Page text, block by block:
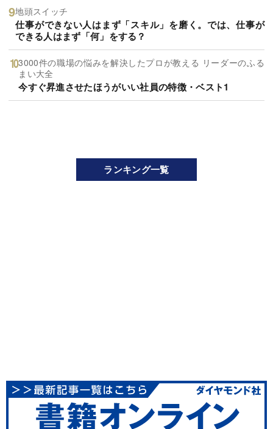
地頭スイッチ
仕事ができない人はまず「スキル」を磨く。では、仕事が
できる人はまず「何」をする？
3000件の職場の悩みを解決したプロが教える リーダーのふる
まい大全
今すぐ昇進させたほうがいい社員の特徴・ベスト1
ランキング一覧